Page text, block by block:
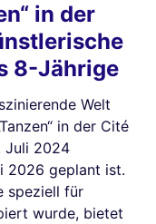
in der
8-Jährige
Welt
in der Cité
Juli 2024
2026 geplant ist.
speziell für
wurde, bietet